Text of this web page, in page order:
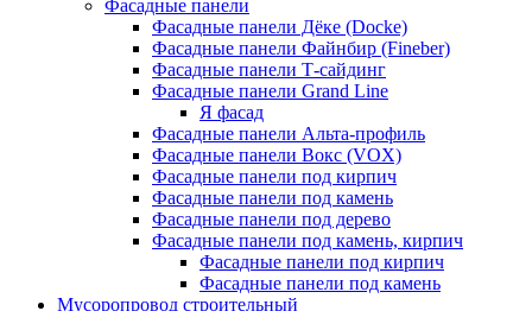
Фасадные панели
Фасадные панели Дёке (Docke)
Фасадные панели Файнбир (Fineber)
Фасадные панели Т-сайдинг
Фасадные панели Grand Line
Я фасад
Фасадные панели Альта-профиль
Фасадные панели Вокс (VOX)
Фасадные панели под кирпич
Фасадные панели под камень
Фасадные панели под дерево
Фасадные панели под камень, кирпич
Фасадные панели под кирпич
Фасадные панели под камень
Мусоропровод строительный